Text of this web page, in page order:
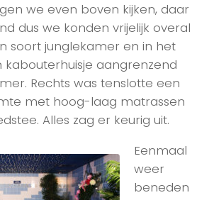
we even boven kijken, daar
dus we konden vrijelijk overal
soort junglekamer en in het
aangrenzend
Rechts was tenslotte een
met hoog-laag matrassen
Alles zag er keurig uit.
Eenmaal
weer
beneden